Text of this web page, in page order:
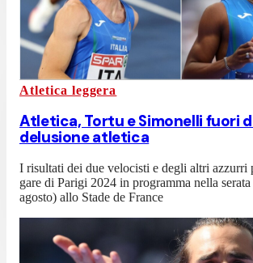
Atletica leggera
Atletica, Tortu e Simonelli fuori
delusione atletica
I risultati dei due velocisti e degli altri azzurri
gare di Parigi 2024 in programma nella
agosto) allo Stade de France